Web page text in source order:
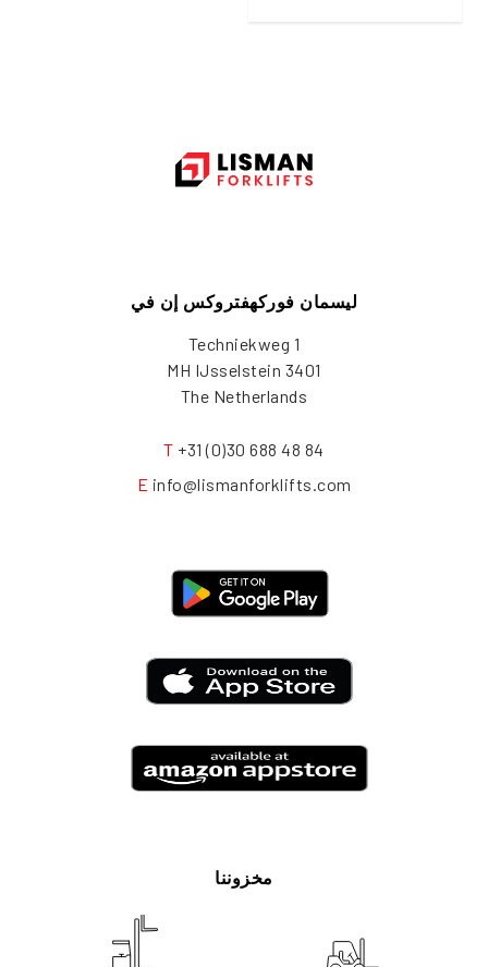
ليسمان فوركهفتروكس إن في
Techniekweg 1
3401 MH IJsselstein
The Netherlands
T +31 (0)30 688 48 84
E info@lismanforklifts.com
مخزوننا